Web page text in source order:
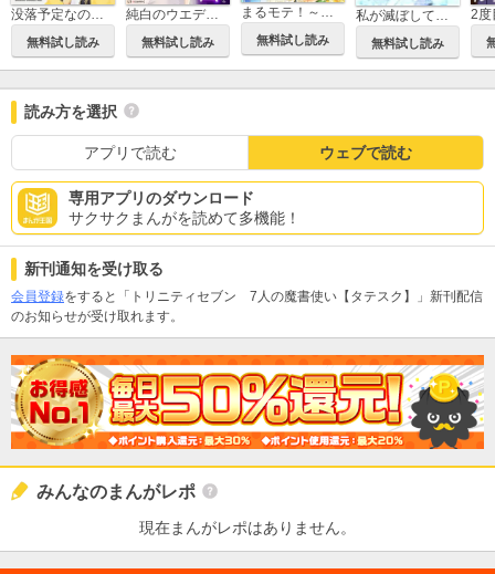
無料試し読み
純白のウエディングドレスで復讐を【タテスク】
無料試し読み
まるモテ！～まるいほどモテる世界で溺愛されました～【タテスク】
無料試し読み 無料試し読み
読み方を選択
アプリで読む ウェブで読む
専用アプリのダウンロード
サクサクまんがを読めて多機能！
新刊通知を受け取る
会員登録をすると「トリニティセブン 7人の魔書使い【タテスク】」新刊配信
のお知らせが受け取れます。
みんなのまんがレポ
現在まんがレポはありません。